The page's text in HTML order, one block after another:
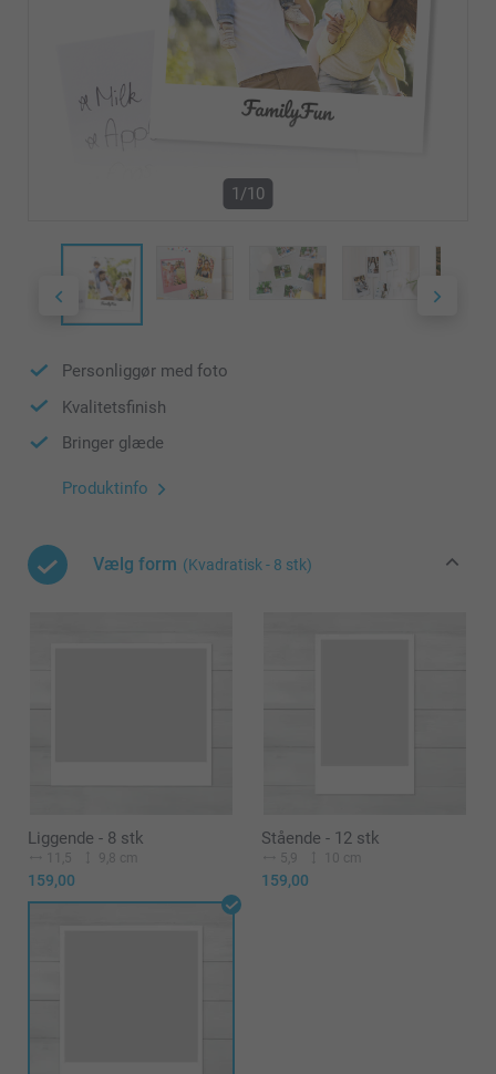
1/10
Personliggør med foto
Kvalitetsfinish
Bringer glæde
Produktinfo
Vælg form (Kvadratisk - 8 stk)
Liggende - 8 stk
11,5 9,8 cm
159,00
Stående - 12 stk
5,9 10 cm
159,00